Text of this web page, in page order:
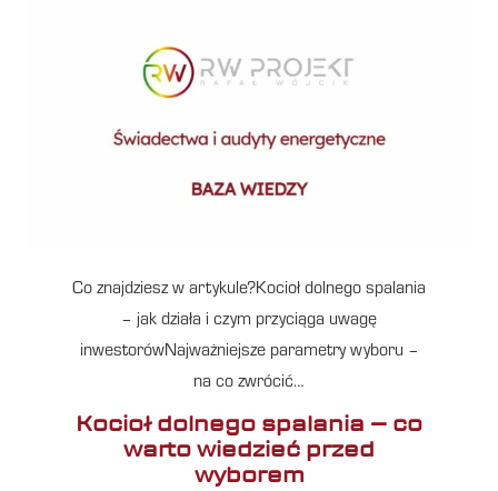
Co znajdziesz w artykule?Kocioł dolnego spalania
– jak działa i czym przyciąga uwagę
inwestorówNajważniejsze parametry wyboru –
na co zwrócić…
Kocioł dolnego spalania – co
warto wiedzieć przed
wyborem